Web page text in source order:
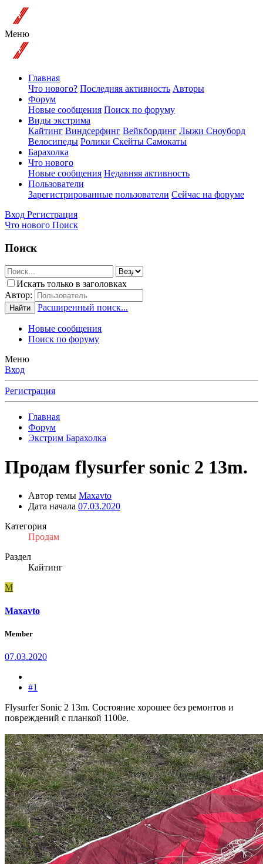
Меню
Главная
Что нового? Последняя активность Авторы
Форум
Новые сообщения Поиск по форуму
Виды экстрима
Кайтинг Виндсерфинг Вейкбординг Лыжи Сноуборд
Велосипеды Ролики Скейты Самокаты
Барахолка
Что нового
Новые сообщения Недавняя активность
Пользователи
Зарегистрированные пользователи Сейчас на форуме
Вход Регистрация
Что нового Поиск
Поиск
Искать только в заголовках
Автор:
Найти Расширенный поиск...
Новые сообщения
Поиск по форуму
Меню
Вход
Регистрация
Главная
Форум
Экстрим Барахолка
Продам flysurfer sonic 2 13m.
Автор темы Maxavto
Дата начала 07.03.2020
Категория
Продам
Раздел
Кайтинг
M
Maxavto
Member
07.03.2020
#1
Flysurfer Sonic 2 13m. Состояние хорошее без ремонтов и
повреждений с планкой 1100е.